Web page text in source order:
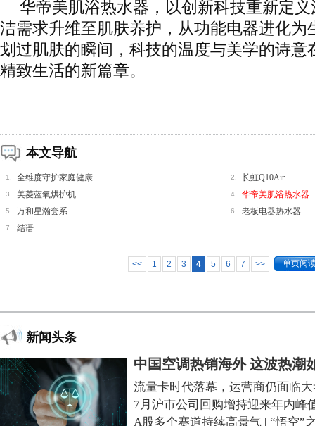
华帝美肌浴热水器，以创新科技重新定
洁需求升维至肌肤养护，从功能电器进化为
划过肌肤的瞬间，科技的温度与美学的诗意
精致生活的新篇章。
本文导航
1. 全维度守护家庭健康 2. 长虹Q10Air
3. 美菱蓝氧烘护机 4. 华帝美肌浴热水器
5. 万和星瀚套系 6. 老板电器热水器
7. 结语
<< 1 2 3 4 5 6 7 >> 单页阅
新闻头条
中国空调热销海外 这波热潮
流量卡时代落幕，运营商仍面临
7月沪市公司回购增持迎来年内峰
A股多个赛道持续高景气
“悟空”